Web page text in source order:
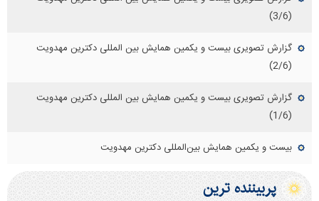
(3/6)
گزارش تصویری بیست و یکمین همایش بین المللی دکترین مهدویت
(2/6)
گزارش تصویری بیست و یکمین همایش بین المللی دکترین مهدویت
(1/6)
بیست و یکمین همایش بین‌المللی دکترین مهدویت
پربيننده ترين